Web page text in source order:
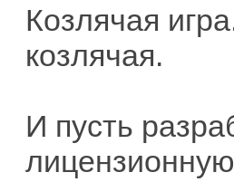
Козлячая
козлячая.
И пусть